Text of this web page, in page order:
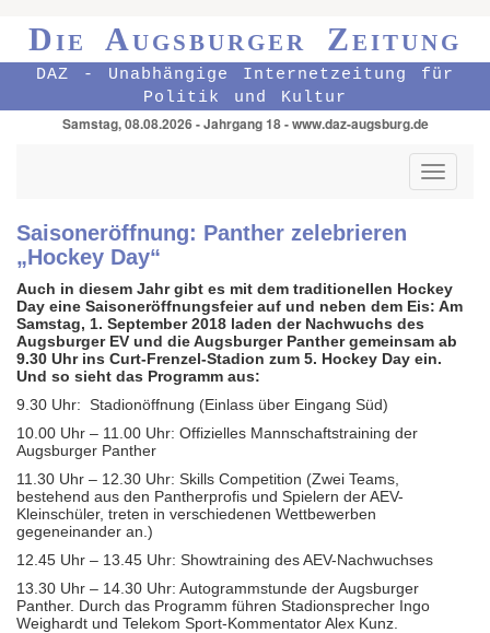
Die Augsburger Zeitung
DAZ - Unabhängige Internetzeitung für
Politik und Kultur
Samstag, 08.08.2026 - Jahrgang 18 - www.daz-augsburg.de
Toggle
Saisoneröffnung: Panther zelebrieren
„Hockey Day“
Auch in diesem Jahr gibt es mit dem traditionellen Hockey
Day eine Saisoneröffnungsfeier auf und neben dem Eis: Am
Samstag, 1. September 2018 laden der Nachwuchs des
Augsburger EV und die Augsburger Panther gemeinsam ab
9.30 Uhr ins Curt-Frenzel-Stadion zum 5. Hockey Day ein.
Und so sieht das Programm aus:
9.30 Uhr: Stadionöffnung (Einlass über Eingang Süd)
10.00 Uhr – 11.00 Uhr: Offizielles Mannschaftstraining der
Augsburger Panther
11.30 Uhr – 12.30 Uhr: Skills Competition (Zwei Teams,
bestehend aus den Pantherprofis und Spielern der AEV-
Kleinschüler, treten in verschiedenen Wettbewerben
gegeneinander an.)
12.45 Uhr – 13.45 Uhr: Showtraining des AEV-Nachwuchses
13.30 Uhr – 14.30 Uhr: Autogrammstunde der Augsburger
Panther. Durch das Programm führen Stadionsprecher Ingo
Weighardt und Telekom Sport-Kommentator Alex Kunz.